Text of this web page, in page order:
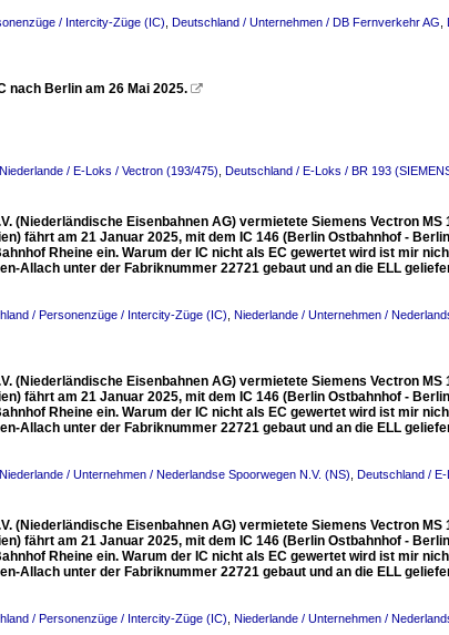
/ Intercity-Züge (IC) Deutschland / Unternehmen / DB Fernverkehr AG
nach Berlin am 26 Mai 2025. 
Niederlande / E-Loks / Vectron (193/475) Deutschland / E-Loks / BR 193
(Niederländische Eisenbahnen AG) vermietete Siemens Vectron MS
fährt am 21 Januar 2025, mit dem IC 146 (Berlin Ostbahnhof -
Rheine ein. Warum der IC nicht als EC gewertet wird ist mir
Allach unter der Fabriknummer 22721 gebaut und an die ELL
/ Personenzüge / Intercity-Züge (IC) Niederlande / Unternehmen /
(Niederländische Eisenbahnen AG) vermietete Siemens Vectron MS
fährt am 21 Januar 2025, mit dem IC 146 (Berlin Ostbahnhof -
Rheine ein. Warum der IC nicht als EC gewertet wird ist mir
Allach unter der Fabriknummer 22721 gebaut und an die ELL
Niederlande / Unternehmen / Nederlandse Spoorwegen N.V. (NS) Deutschland /
(Niederländische Eisenbahnen AG) vermietete Siemens Vectron MS
fährt am 21 Januar 2025, mit dem IC 146 (Berlin Ostbahnhof -
Rheine ein. Warum der IC nicht als EC gewertet wird ist mir
Allach unter der Fabriknummer 22721 gebaut und an die ELL
/ Personenzüge / Intercity-Züge (IC) Niederlande / Unternehmen /